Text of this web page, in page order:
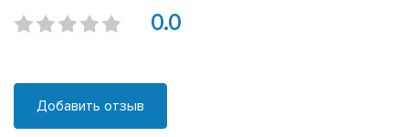
0.0
Добавить отзыв